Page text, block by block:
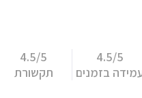
4.5/5
בזמנים
4.5/5
תקשורת